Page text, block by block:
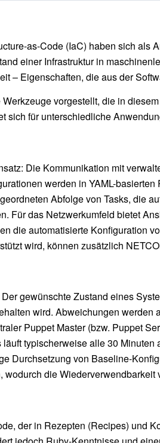
as-Code (IaC) haben sich
einer Infrastruktur in
– Eigenschaften, die aus der
vorgestellt, die in
sich für unterschiedliche
Die Kommunikation mit
werden in YAML-
Abfolge von Tasks, die
Für das Netzwerkumfeld bietet
die automatisierte Konfiguration
wird, können zusätzlich
gewünschte Zustand eines
wird. Abweichungen
Puppet Master (bzw. Puppet
typischerweise alle 30
Durchsetzung von Baseline-
die
der in Rezepten (Recipes) und